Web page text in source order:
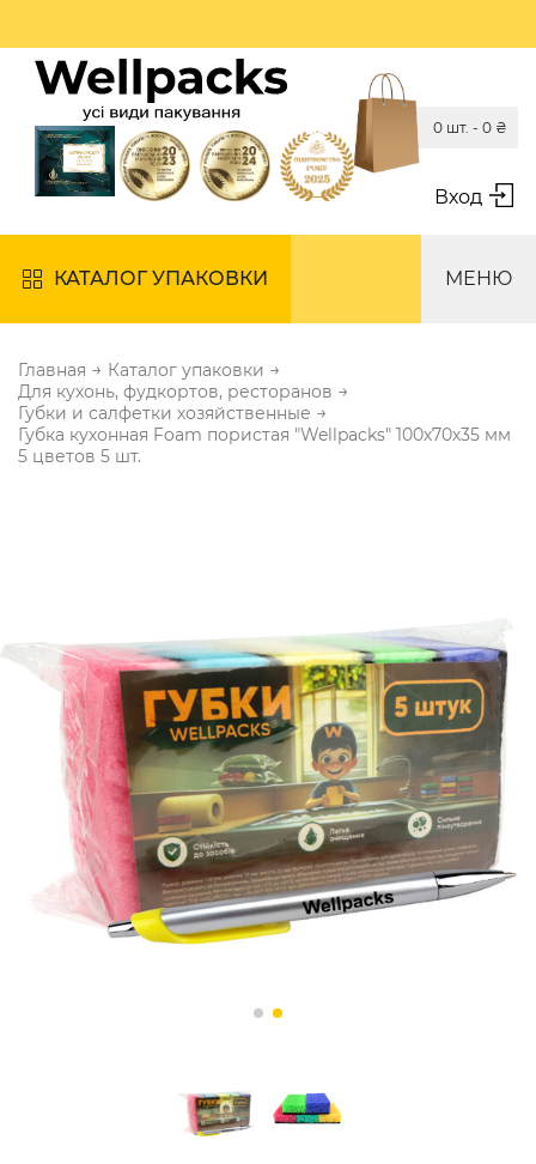
Вход
0 шт. - 0 ₴
КАТАЛОГ УПАКОВКИ МЕНЮ
Главная → Каталог упаковки →
Для кухонь, фудкортов, ресторанов →
Губки и салфетки хозяйственные →
Губка кухонная Foam пористая "Wellpacks" 100х70х35 мм
5 цветов 5 шт.